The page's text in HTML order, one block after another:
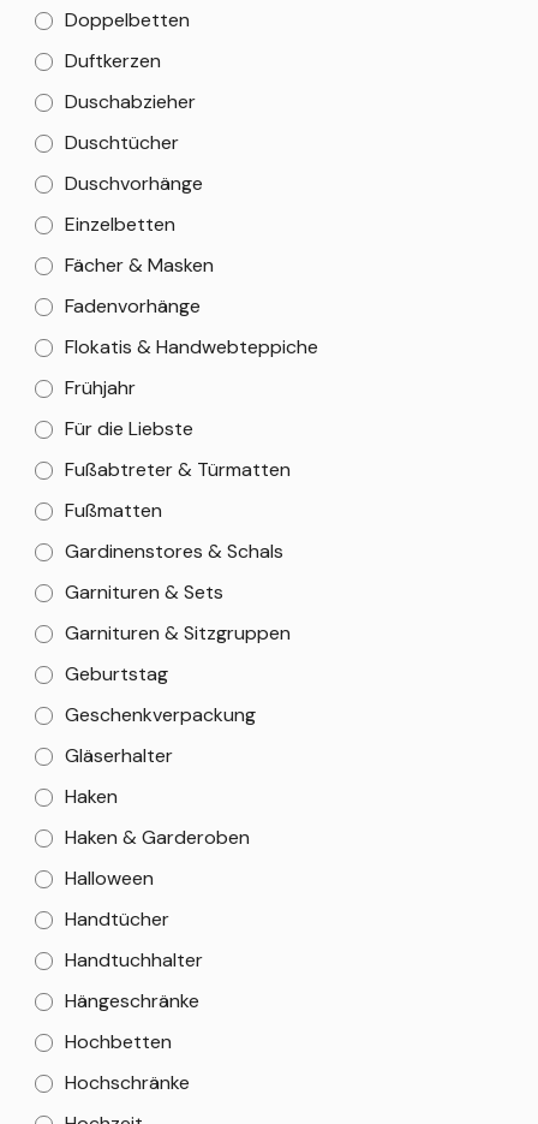
Doppelbetten
Duftkerzen
Duschabzieher
Duschtücher
Duschvorhänge
Einzelbetten
Fächer & Masken
Fadenvorhänge
Flokatis & Handwebteppiche
Frühjahr
Für die Liebste
Fußabtreter & Türmatten
Fußmatten
Gardinenstores & Schals
Garnituren & Sets
Garnituren & Sitzgruppen
Geburtstag
Geschenkverpackung
Gläserhalter
Haken
Haken & Garderoben
Halloween
Handtücher
Handtuchhalter
Hängeschränke
Hochbetten
Hochschränke